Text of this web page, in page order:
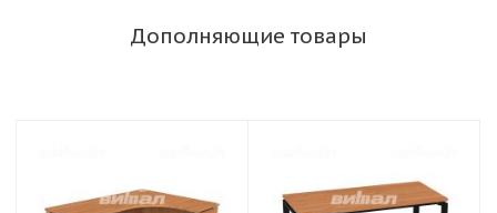
Дополняющие товары